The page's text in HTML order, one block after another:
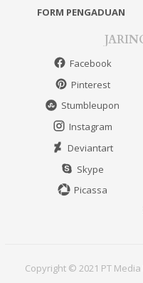
FORM PENGADUAN
Facebook
Pinterest
Stumbleupon
Instagram
Deviantart
Skype
Picassa
Copyright © 2021 PT